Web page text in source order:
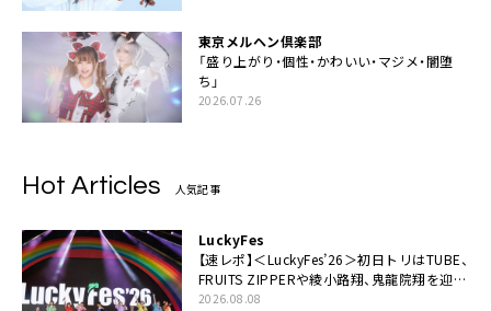
東京メルヘン倶楽部
「盛り上がり・個性・かわいい・マジメ・闇堕
ち」
2026.07.26
Hot Articles 人気記事
LuckyFes
【速レポ】＜LuckyFes’26＞初日トリはTUBE、
FRUITS ZIPPERや綾小路翔、鬼龍院翔を迎え
た豪華コラボも「知ってたらぜひ一緒に歌っ
2026.08.08